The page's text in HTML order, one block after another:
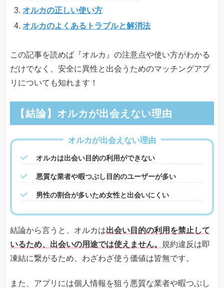
オルカの正しい使い方
オルカのよくあるトラブルと解消法
この記事を読めば『オルカ』の注意点や使い方がわかる
だけでなく、安全に異性と出会うためのマッチングアプ
リについても知れます！
【結論】オルカが出会えない理由
オルカが出会えない理由
オルカは出会い目的の利用ができない
悪質な業者や暇つぶし目的のユーザーが多い
男性の割合が多いため女性と出会いにくい
結論から言うと、オルカは出会い目的の利用を禁止して
いるため、出会いの用途では使えません。 規約違反は即
凍結に繋がるため、わざわざ使う価値は皆無です。
また、アプリには個人情報を狙う悪質な業者や暇つぶし